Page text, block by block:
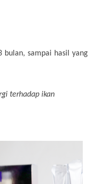
bulan, sampai hasil yang
terhadap ikan